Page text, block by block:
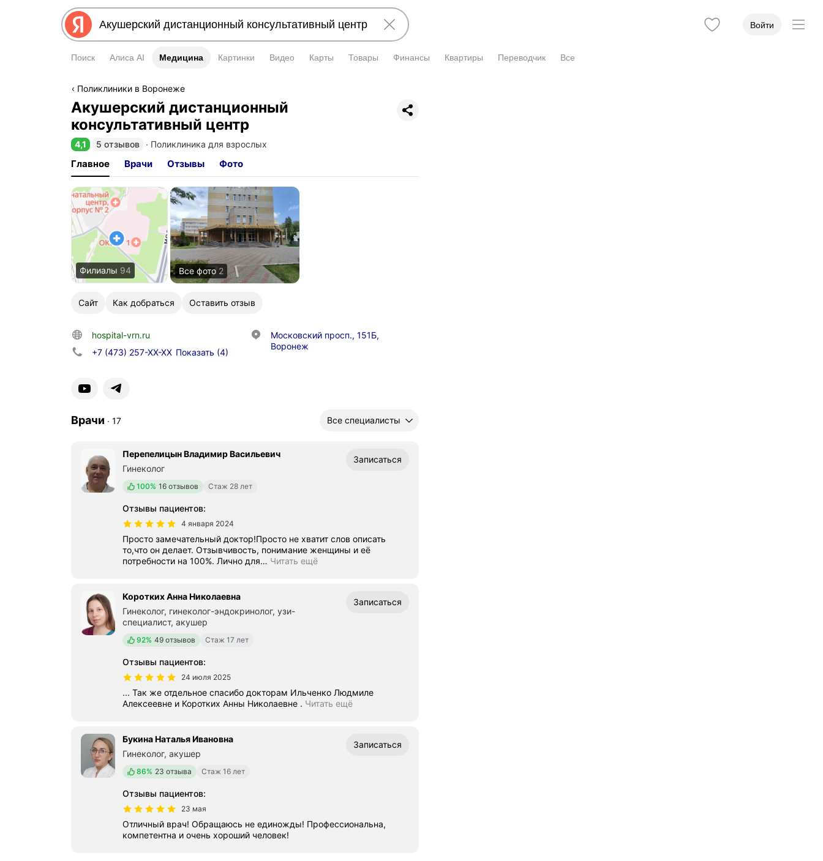
Войти
Поиск Алиса AI Медицина
Медицина Картинки Видео Карты Товары Финансы Квартиры Переводчик Все
Поликлиники в Воронеже
Акушерский дистанционный
консультативный центр
Рейтинг 4,1 из 5
4,1 5 отзывов ∙ Поликлиника для взрослых
Главное Врачи Отзывы Фото
Филиалы 94 Все фото2
Сайт Как добраться Оставить отзыв
hospital-vrn.ru
+7 (473) 257-XX-XX Показать (4)
Московский просп., 151Б,
Воронеж
Врачи ∙ 17 Все специалисты
Перепелицын Владимир Васильевич
Гинеколог
Положительных отзывов
100% 16 отзывов Стаж 28 лет
Записаться
Отзывы пациентов:
4 января 2024
Просто замечательный доктор!Просто не хватит слов описать
то,что он делает. Отзывчивость, понимание женщины и её
потребности на 100%. Лично для… Читать ещё
Коротких Анна Николаевна
Гинеколог, гинеколог-эндокринолог, узи-
специалист, акушер
Положительных отзывов
92% 49 отзывов Стаж 17 лет
Записаться
Отзывы пациентов:
24 июля 2025
... Так же отдельное спасибо докторам Ильченко Людмиле
Алексеевне и Коротких Анны Николаевне . Читать ещё
Букина Наталья Ивановна
Гинеколог, акушер
Положительных отзывов
86% 23 отзыва Стаж 16 лет
Записаться
Отзывы пациентов:
23 мая
Отличный врач! Обращаюсь не единожды! Профессиональна,
компетентна и очень хороший человек!